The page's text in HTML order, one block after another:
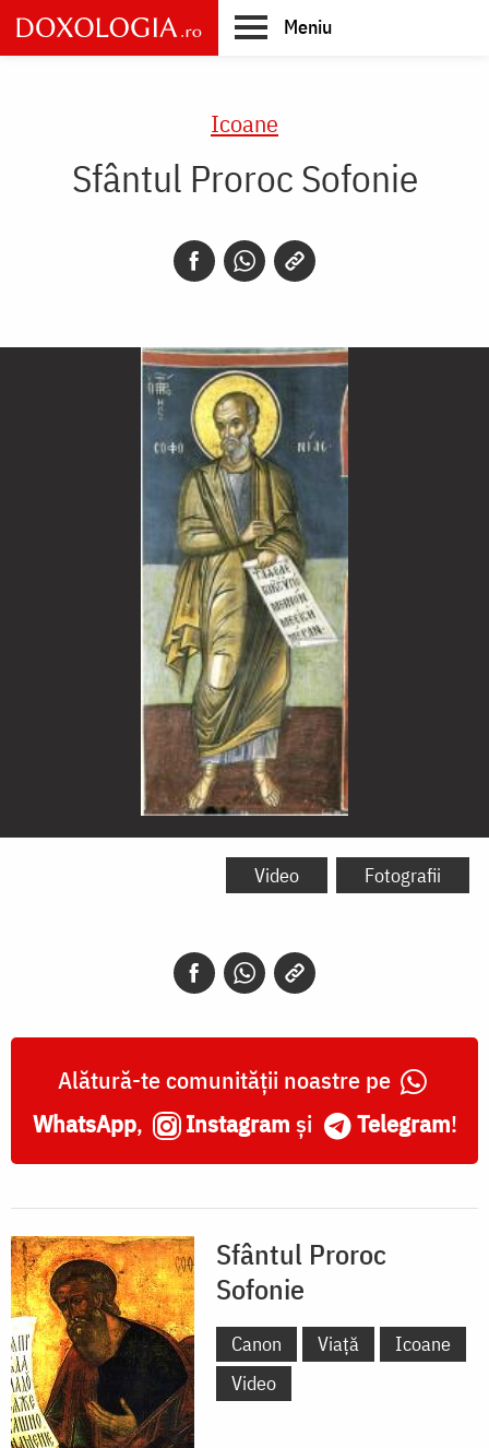
Skip
to
main
Meniu
Icoane
Sfântul Proroc Sofonie
Sfântul
Video Fotografii
Alătură-te comunității noastre pe
WhatsApp, Instagram și Telegram!
Sfântul Proroc
Sofonie
Canon Viață
Icoane
Video